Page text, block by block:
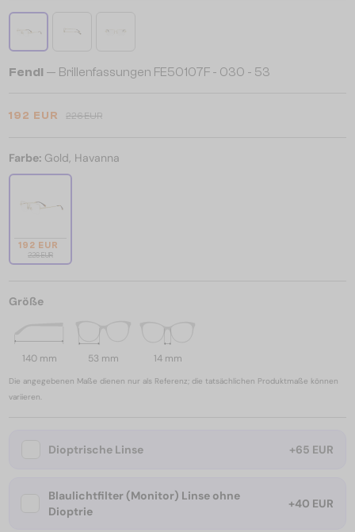
Fendi — Brillenfassungen FE50107F - 030 - 53
192 EUR 226 EUR
Farbe: Gold, Havanna
192 EUR
226 EUR
Größe
140 mm 53 mm 14 mm
Die angegebenen Maße dienen nur als Referenz; die tatsächlichen Produktmaße können
variieren.
Dioptrische Linse +65 EUR
Blaulichtfilter (Monitor) Linse ohne
Dioptrie
+40 EUR